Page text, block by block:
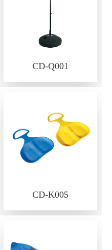
CD-Q001
CD-K005